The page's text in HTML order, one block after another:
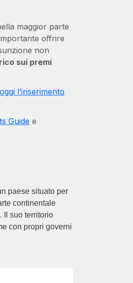
maggior parte
offrire
non
sui premi
l’inserimento
Guide e
paese situato per
continentale
Il suo territorio
con propri governi